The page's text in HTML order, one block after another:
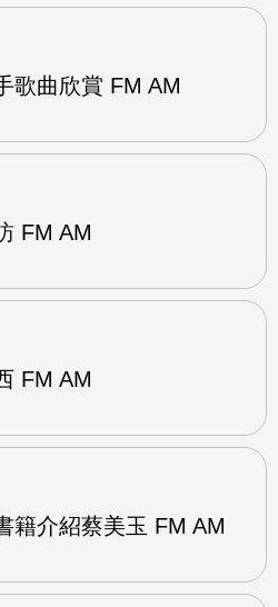
歌曲欣賞 FM AM
FM AM
FM AM
籍介紹蔡美玉 FM AM